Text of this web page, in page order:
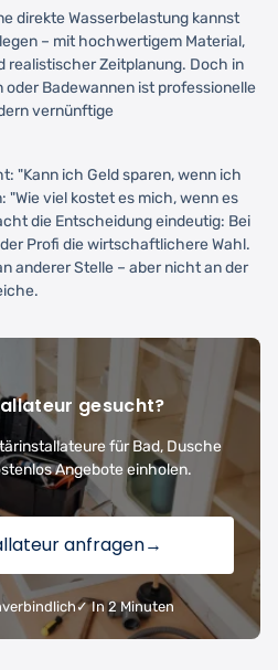
direkte Wasserbelastung kannst
– mit hochwertigem Material,
realistischer Zeitplanung. Doch in
Badewannen ist professionelle
vernünftige
"Kann ich Geld sparen, wenn ich
"Wie viel kostet es mich, wenn es
die Entscheidung eindeutig: Bei
Profi die wirtschaftlichere Wahl.
anderer Stelle – aber nicht an der
gesucht?
für Bad, Dusche
Angebote einholen.
anfragen→
✓ In 2 Minuten